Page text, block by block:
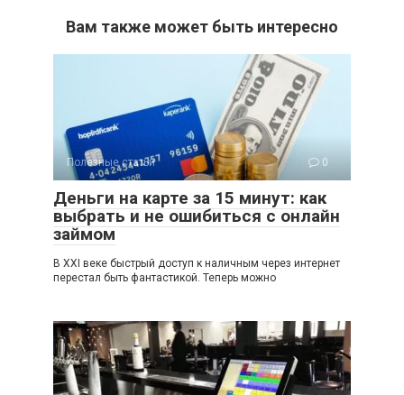
Вам также может быть интересно
Полезные статьи 0
Деньги на карте за 15 минут: как
выбрать и не ошибиться с онлайн
займом
В XXI веке быстрый доступ к наличным через интернет
перестал быть фантастикой. Теперь можно